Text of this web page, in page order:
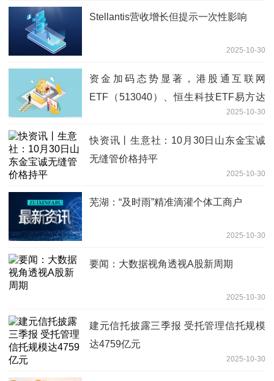
Stellantis营收增长但提示一次性影响
2025-10-30
资金加码态势显著，港股通互联网
ETF（513040）、恒生科技ETF易方达
（513010）近1月净流入均超过20亿2025-10-30
快资讯丨生意社：10月30日山东金宝诚
无缝管价格持平
2025-10-30
芜湖：“及时雨”精准滴灌个体工商户
2025-10-30
要闻：大数据视角透视A股新周期
2025-10-30
建元信托披露三季报 受托管理信托规模
达4759亿元
2025-10-30